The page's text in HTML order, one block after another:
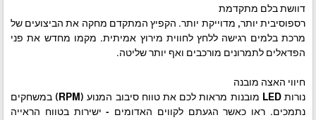
דוושת בלם מתקדמת
רספוסיבית יותר, מדוייקת יותר. הקפיץ המתקדם מחקה את הביצועים של
מרכת בלמים רגישה ללחץ לחווית מירוץ אמיתית. מקמו מחדש את פני
הפדאלים לתמרונים מורכבים ואף יותר שליטה.
חיווי האצה מובנה
נורות LED מובנות מראות לכם את טווח סיבוב המנוע (RPM) במשחקים
נתמכים. ראו כאשר הגעתם לקווים האדומים - ישירות בטווח הראייה